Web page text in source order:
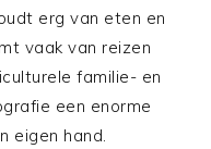
erg van eten en
vaak van reizen
familie- en
een enorme
eigen hand.